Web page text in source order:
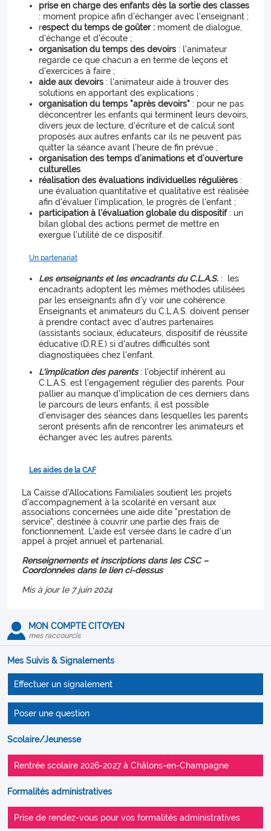
prise en charge des enfants dès la sortie des classes
: moment propice afin d'échanger avec l'enseignant ;
respect du temps de goûter : moment de dialogue,
d'échange et d'écoute ;
organisation du temps des devoirs : l'animateur
regarde ce que chacun a en terme de leçons et
d'exercices à faire ;
aide aux devoirs : l'animateur aide à trouver des
solutions en apportant des explications ;
organisation du temps "après devoirs" : pour ne pas
déconcentrer les enfants qui terminent leurs devoirs,
divers jeux de lecture, d'écriture et de calcul sont
proposés aux autres enfants car ils ne peuvent pas
quitter la séance avant l'heure de fin prévue ;
organisation des temps d’animations et d’ouverture
culturelles
réalisation des évaluations individuelles régulières :
une évaluation quantitative et qualitative est réalisée
afin d'évaluer l'implication, le progrès de l'enfant ;
participation à l'évaluation globale du dispositif : un
bilan global des actions permet de mettre en
exergue l'utilité de ce dispositif.
Un partenariat
Les enseignants et les encadrants du C.L.A.S. : les
encadrants adoptent les mêmes méthodes utilisées
par les enseignants afin d'y voir une cohérence.
Enseignants et animateurs du C.L.A.S. doivent penser
à prendre contact avec d'autres partenaires
(assistants sociaux, éducateurs, dispositif de réussite
éducative (D.R.E.) si d'autres difficultés sont
diagnostiquées chez l'enfant.
L'implication des parents: l'objectif inhérent au
C.L.A.S. est l'engagement régulier des parents. Pour
pallier au manque d'implication de ces derniers dans
le parcours de leurs enfants, il est possible
d'envisager des séances dans lesquelles les parents
seront présents afin de rencontrer les animateurs et
échanger avec les autres parents.
Les aides de la CAF
La Caisse d'Allocations Familiales soutient les projets
d'accompagnement à la scolarité en versant aux
associations concernées une aide dite "prestation de
service", destinée à couvrir une partie des frais de
fonctionnement. L'aide est versée dans le cadre d'un
appel à projet annuel et partenarial.
Renseignements et inscriptions dans les CSC –
Coordonnées dans le lien ci-dessus
Mis à jour le 7 juin 2024
MON COMPTE CITOYEN
mes raccourcis
Mes Suivis & Signalements
Effectuer un signalement
Poser une question
Scolaire/Jeunesse
Rentrée scolaire 2026-2027 à Châlons-en-Champagne
Formalités administratives
Prise de rendez-vous pour vos formalités administratives